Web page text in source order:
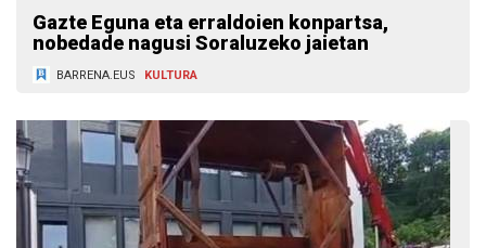
Gazte Eguna eta erraldoien konpartsa,
nobedade nagusi Soraluzeko jaietan
BARRENA.EUS KULTURA